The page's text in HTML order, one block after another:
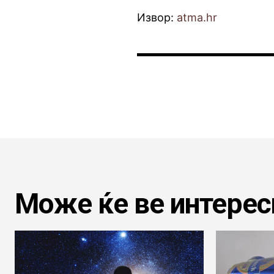
Извор: atma.hr
Може ќе ве